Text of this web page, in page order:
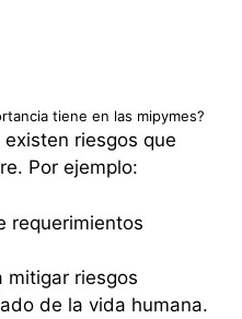
tiene en las mipymes?
riesgos que
Por ejemplo:
requerimientos
mitigar riesgos
de la vida humana.